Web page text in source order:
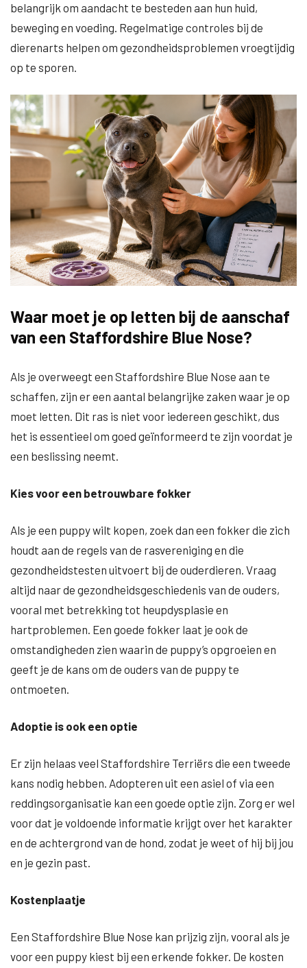
belangrijk om aandacht te besteden aan hun huid,
beweging en voeding. Regelmatige controles bij de
dierenarts helpen om gezondheidsproblemen vroegtijdig
op te sporen.
Waar moet je op letten bij de aanschaf
van een Staffordshire Blue Nose?
Als je overweegt een Staffordshire Blue Nose aan te
schaffen, zijn er een aantal belangrijke zaken waar je op
moet letten. Dit ras is niet voor iedereen geschikt, dus
het is essentieel om goed geïnformeerd te zijn voordat je
een beslissing neemt.
Kies voor een betrouwbare fokker
Als je een puppy wilt kopen, zoek dan een fokker die zich
houdt aan de regels van de rasvereniging en die
gezondheidstesten uitvoert bij de ouderdieren. Vraag
altijd naar de gezondheidsgeschiedenis van de ouders,
vooral met betrekking tot heupdysplasie en
hartproblemen. Een goede fokker laat je ook de
omstandigheden zien waarin de puppy’s opgroeien en
geeft je de kans om de ouders van de puppy te
ontmoeten.
Adoptie is ook een optie
Er zijn helaas veel Staffordshire Terriërs die een tweede
kans nodig hebben. Adopteren uit een asiel of via een
reddingsorganisatie kan een goede optie zijn. Zorg er wel
voor dat je voldoende informatie krijgt over het karakter
en de achtergrond van de hond, zodat je weet of hij bij jou
en je gezin past.
Kostenplaatje
Een Staffordshire Blue Nose kan prijzig zijn, vooral als je
voor een puppy kiest bij een erkende fokker. De kosten